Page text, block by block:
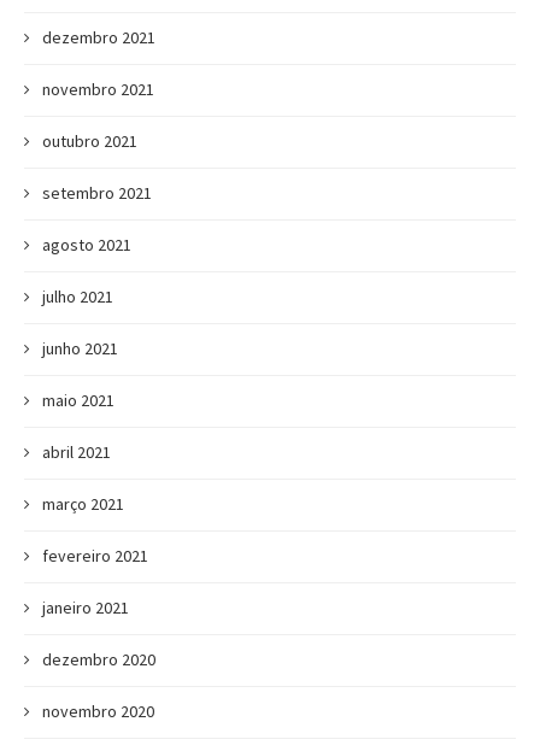
dezembro 2021
novembro 2021
outubro 2021
setembro 2021
agosto 2021
julho 2021
junho 2021
maio 2021
abril 2021
março 2021
fevereiro 2021
janeiro 2021
dezembro 2020
novembro 2020